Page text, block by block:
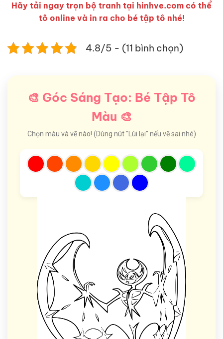
Hãy tải ngay trọn bộ tranh tại hinhve.com có thể
tô online và in ra cho bé tập tô nhé!
4.8/5 - (11 bình chọn)
🎨 Góc Sáng Tạo: Bé Tập Tô
Màu 🎨
Chọn màu và vẽ nào! (Dùng nút "Lùi lại" nếu vẽ sai nhé)